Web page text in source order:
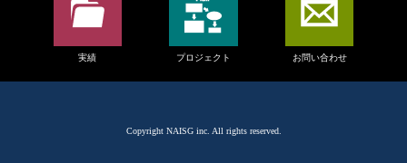
実績 プロジェクト お問い合わせ
Copyright NAISG inc. All rights reserved.